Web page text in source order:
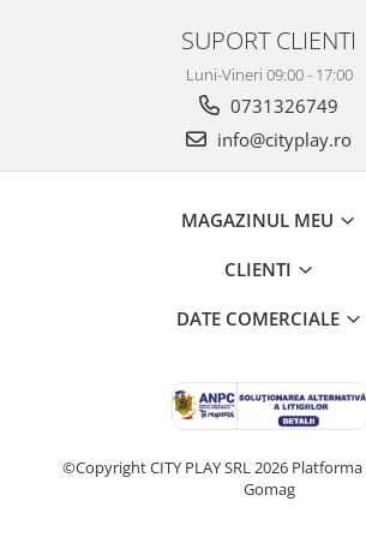
SUPORT CLIENTI
Luni-Vineri 09:00 - 17:00
0731326749
info@cityplay.ro
MAGAZINUL MEU
CLIENTI
DATE COMERCIALE
©Copyright CITY PLAY SRL 2026 Platforma
Gomag